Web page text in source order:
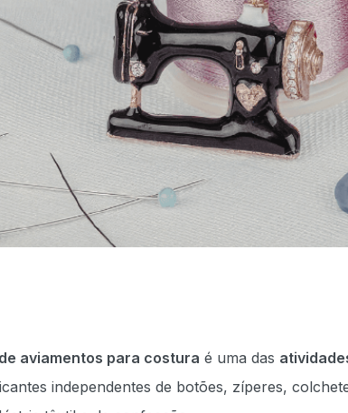
aviamentos para costura é uma das
independentes de botões, zíperes,